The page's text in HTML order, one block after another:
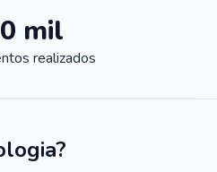
mil
realizados